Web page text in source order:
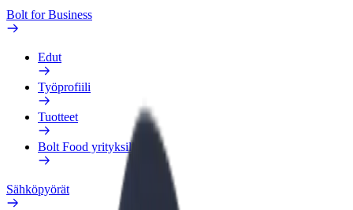
Bolt for Business
Edut
Työprofiili
Tuotteet
Bolt Food yrityksille
Sähköpyörät